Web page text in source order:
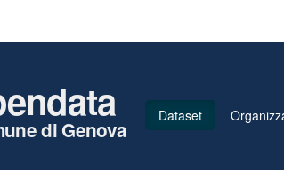
di Genova
Dataset